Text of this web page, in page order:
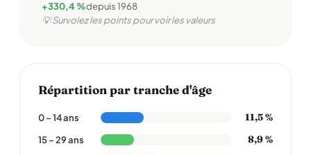
+330,4 %depuis 1968
💡 Survolez les points pour voir les valeurs
Répartition par tranche d'âge
0 – 14 ans 11,5 %
15 – 29 ans 8,9 %